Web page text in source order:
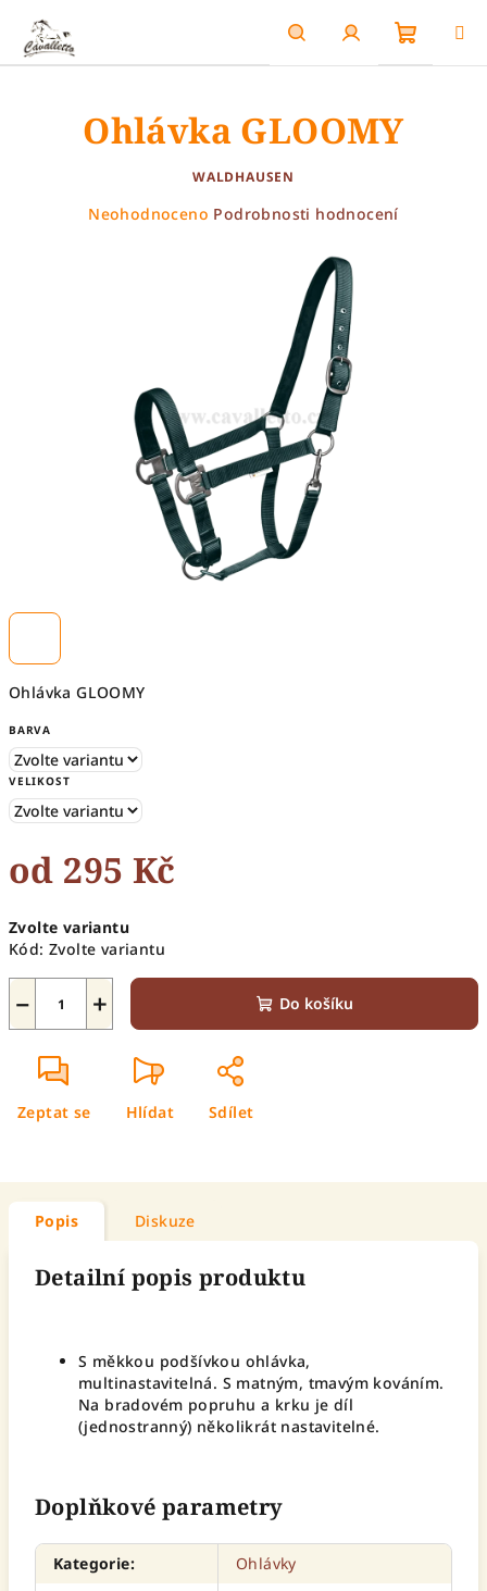
obsah
HledatPřihlášení
košík
Ohlávka GLOOMY
BARVA
VELIKOST
od 295 Kč
cena:
Zvolte variantu
Kód: Zvolte variantu
+
− Do košíku
Zeptat se Hlídat Sdílet
Ohlávka GLOOMY
WALDHAUSEN
Průměrné
Neohodnoceno Podrobnosti hodnocení
Popis Diskuze
Detailní popis produktu
S měkkou podšívkou ohlávka,
multinastavitelná. S matným, tmavým kováním.
Na bradovém popruhu a krku je díl
(jednostranný) několikrát nastavitelné.
Doplňkové parametry
Kategorie:
Ohlávky